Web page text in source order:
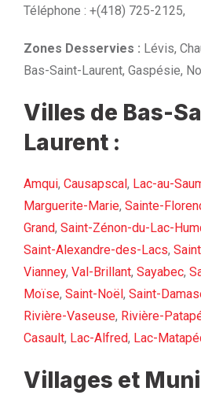
Téléphone : +(418) 725-2125,
Zones Desservies : Lévis,
Bas-Saint-Laurent, Gaspésie,
Villes de Bas-
Laurent :
Amqui, Causapscal , Lac-au-
Marguerite-Marie, Sainte-
Grand, Saint-Zénon-du-Lac-
Saint-Alexandre-des-Lacs,
Vianney, Val-Brillant, Sayabec,
Moïse, Saint-Noël , Saint-
Rivière-Vaseuse, Rivière-
Casault, Lac-Alfred, Lac-
Villages et